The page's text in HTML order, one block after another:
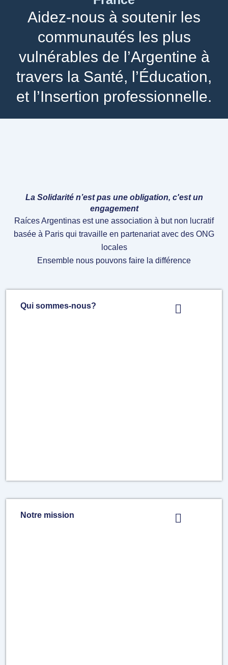
Aidez-nous à soutenir les
communautés les plus
vulnérables de l’Argentine à
travers la Santé, l’Éducation,
et l’Insertion professionnelle.
La Solidarité n’est pas une obligation, c'est un
engagement
Raíces Argentinas est une association à but non lucratif
basée à Paris qui travaille en partenariat avec des ONG
locales
Ensemble nous pouvons faire la différence
Qui sommes-nous?
Notre mission